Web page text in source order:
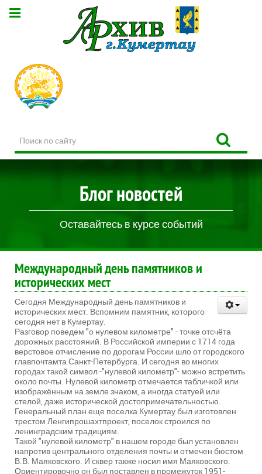
по
сайту
Блог новостей
Оставайтесь в курсе событий
Международный день памятников и
исторических мест
Сегодня Международный день памятников и
исторических мест. Вспомним памятник, которого
сегодня нет в Кумертау.
Разговор поведем "о нулевом километре" - точке отсчёта
дорожных расстояний. В Российской империи с 1714 года
верстовое отчисление по дорогам России шло от городского
главпочтамта Санкт-Петербурга. И сегодня во многих
городах такой символ -"нулевой километр"- можно встретить
около почты. Нулевой километр отмечается табличкой или
изображённым на земле знаком, а иногда статуей или
стелой, даже исторической достопримечательностью.
Генеральный план еще поселка Кумертау был изготовлен
трестом Ленгипрошахтпроект, поселок строился по
ленинградским традициям.
Такой "нулевой километр" в нашем городе был установлен
напротив центрального отделения почты и отмечен бюстом
В.В. Маяковского. И сквер также носил имя Маяковского.
Ориентировочно он был поставлен в промежуток 1951-